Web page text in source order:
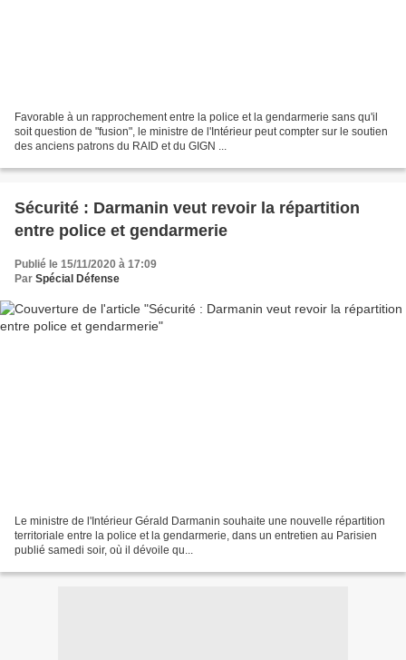
Favorable à un rapprochement entre la police et la gendarmerie sans qu'il
soit question de "fusion", le ministre de l'Intérieur peut compter sur le soutien
des anciens patrons du RAID et du GIGN ...
Sécurité : Darmanin veut revoir la répartition
entre police et gendarmerie
Publié le 15/11/2020 à 17:09
Par Spécial Défense
Le ministre de l'Intérieur Gérald Darmanin souhaite une nouvelle répartition
territoriale entre la police et la gendarmerie, dans un entretien au Parisien
publié samedi soir, où il dévoile qu...